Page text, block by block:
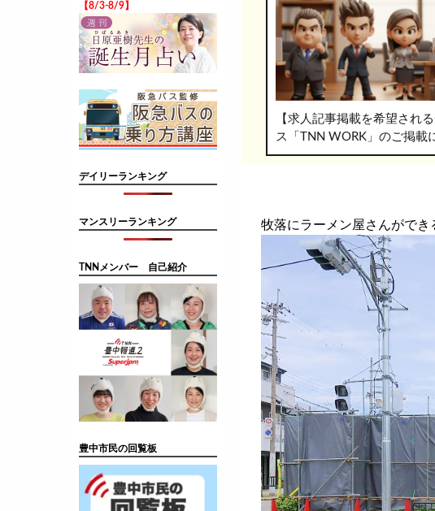
【求人記事掲載を希望され
ス「TNN WORK」のご掲載
牧落にラーメン屋さんができ
【8/3-8/9】
デイリーランキング
マンスリーランキング
TNNメンバー 自己紹介
豊中市民の回覧板